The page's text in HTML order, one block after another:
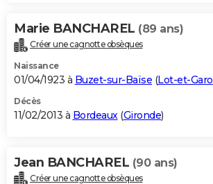
Marie BANCHAREL (89 ans)
Créer une cagnotte obsèques
Naissance
01/04/1923 à Buzet-sur-Baïse (Lot-et-
Décès
11/02/2013 à Bordeaux (Gironde)
Jean BANCHAREL (90 ans)
Créer une cagnotte obsèques